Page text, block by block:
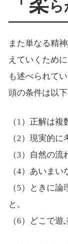
また単なる精
えていくため
も述べられて
頭の条件は以下
（1）正解は複
（2）現実的
（3）自然の流
（4）あいまい
（5）ときに
と。
（6）どこで遊